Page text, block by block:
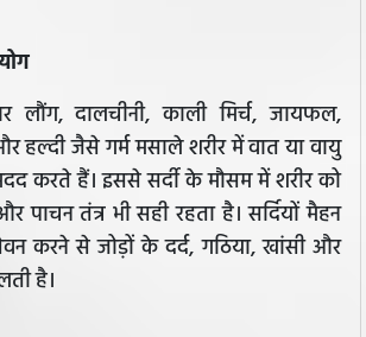
लौंग, दालचीनी, काली मिर्च, जायफल,
हल्दी जैसे गर्म मसाले शरीर में वात या वायु
करते हैं। इससे सर्दी के मौसम में शरीर को
पाचन तंत्र भी सही रहता है। सर्दियों मैहन
करने से जोड़ों के दर्द, गठिया, खांसी और
है।